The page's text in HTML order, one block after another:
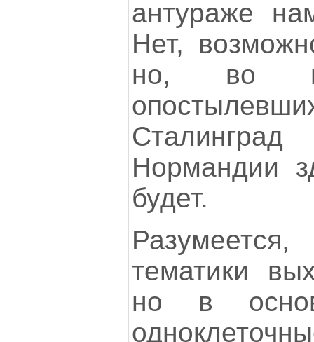
антураже
Нет,
но, во
Нормандии
будет.
тематики
но в